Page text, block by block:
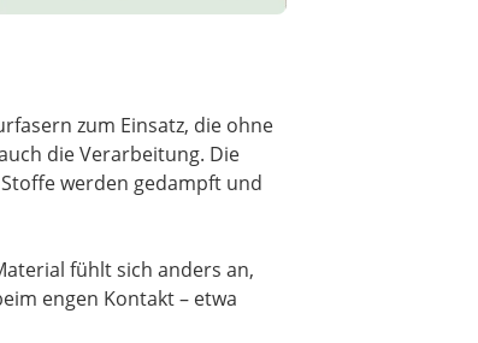
zum Einsatz, die ohne
die Verarbeitung. Die
werden gedampft und
fühlt sich anders an,
engen Kontakt – etwa